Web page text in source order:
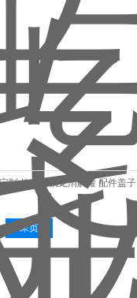
制 屹尧铁氟龙消解罐 配件盖子
末页